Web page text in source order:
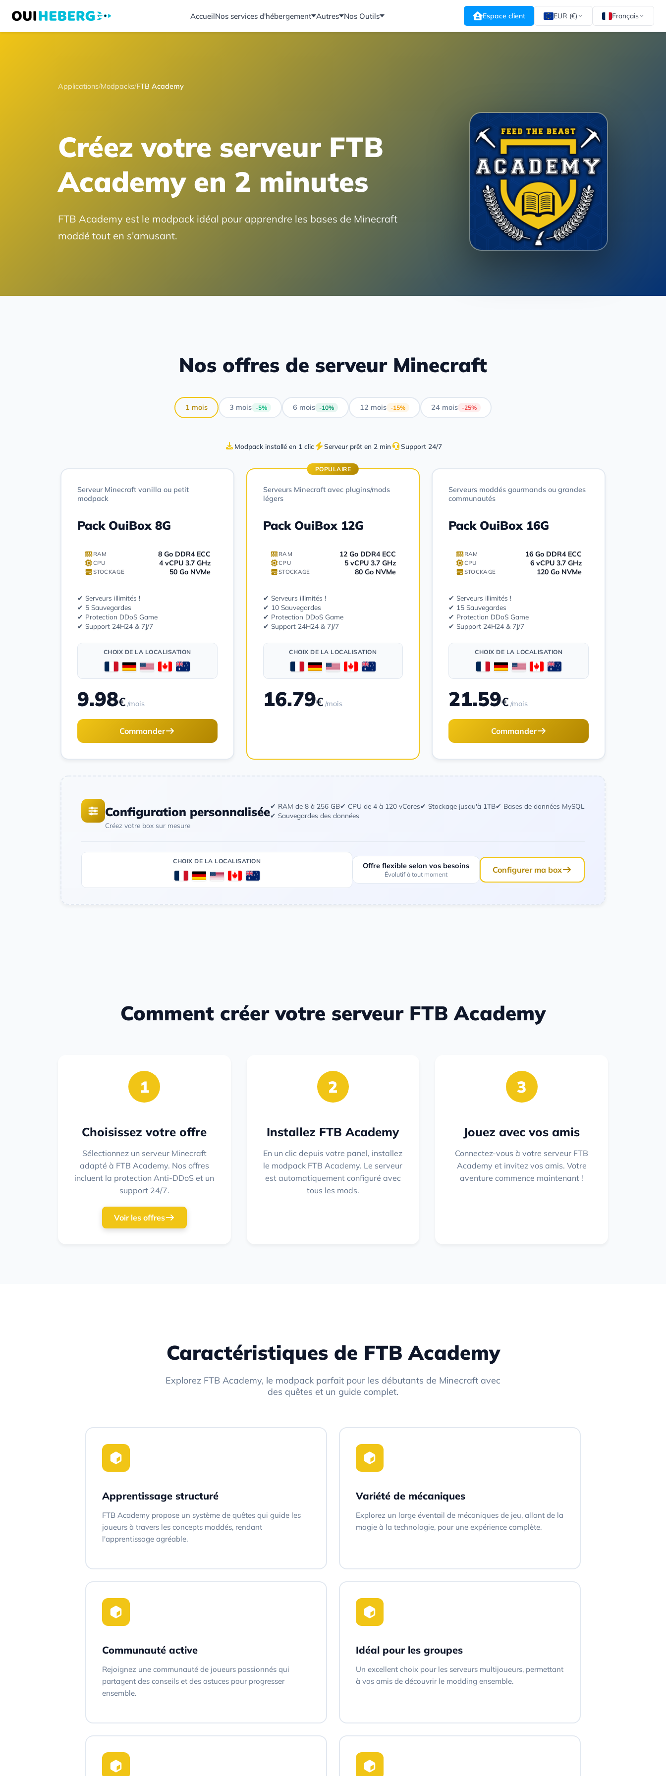
AccueilNos services d'hébergement Autres Nos Outils Espace client EUR (€) Français
Applications/Modpacks/FTB Academy
Créez votre serveur FTB
Academy en 2 minutes
FTB Academy est le modpack idéal pour apprendre les bases de Minecraft
moddé tout en s'amusant.
Nos offres de serveur Minecraft
1 mois 3 mois -5% 6 mois -10% 12 mois -15% 24 mois -25%
Modpack installé en 1 clic Serveur prêt en 2 min Support 24/7
Serveur Minecraft vanilla ou petit
modpack
Pack OuiBox 8G
RAM 8 Go DDR4 ECC
CPU 4 vCPU 3.7 GHz
STOCKAGE 50 Go NVMe
✔ Serveurs illimités !
✔ 5 Sauvegardes
✔ Protection DDoS Game
✔ Support 24H24 & 7J/7
CHOIX DE LA LOCALISATION
9.98€ /mois
Commander
POPULAIRE
Serveurs Minecraft avec plugins/mods
légers
Pack OuiBox 12G
RAM 12 Go DDR4 ECC
CPU 5 vCPU 3.7 GHz
STOCKAGE 80 Go NVMe
✔ Serveurs illimités !
✔ 10 Sauvegardes
✔ Protection DDoS Game
✔ Support 24H24 & 7J/7
CHOIX DE LA LOCALISATION
16.79€ /mois
Serveurs moddés gourmands ou grandes
communautés
Pack OuiBox 16G
RAM 16 Go DDR4 ECC
CPU 6 vCPU 3.7 GHz
STOCKAGE 120 Go NVMe
✔ Serveurs illimités !
✔ 15 Sauvegardes
✔ Protection DDoS Game
✔ Support 24H24 & 7J/7
CHOIX DE LA LOCALISATION
21.59€ /mois
Commander
Configuration personnalisée
Créez votre box sur mesure
✔ RAM de 8 à 256 GB✔ CPU de 4 à 120 vCores✔ Stockage jusqu'à 1TB✔ Bases de données MySQL
✔ Sauvegardes des données
CHOIX DE LA LOCALISATION
Offre flexible selon vos besoins
Évolutif à tout moment Configurer ma box
Comment créer votre serveur FTB Academy
1
Choisissez votre offre
Sélectionnez un serveur Minecraft
adapté à FTB Academy. Nos offres
incluent la protection Anti-DDoS et un
support 24/7.
Voir les offres
2
Installez FTB Academy
En un clic depuis votre panel, installez
le modpack FTB Academy. Le serveur
est automatiquement configuré avec
tous les mods.
3
Jouez avec vos amis
Connectez-vous à votre serveur FTB
Academy et invitez vos amis. Votre
aventure commence maintenant !
Caractéristiques de FTB Academy
Explorez FTB Academy, le modpack parfait pour les débutants de Minecraft avec
des quêtes et un guide complet.
Apprentissage structuré
FTB Academy propose un système de quêtes qui guide les
joueurs à travers les concepts moddés, rendant
l'apprentissage agréable.
Variété de mécaniques
Explorez un large éventail de mécaniques de jeu, allant de la
magie à la technologie, pour une expérience complète.
Communauté active
Rejoignez une communauté de joueurs passionnés qui
partagent des conseils et des astuces pour progresser
ensemble.
Idéal pour les groupes
Un excellent choix pour les serveurs multijoueurs, permettant
à vos amis de découvrir le modding ensemble.